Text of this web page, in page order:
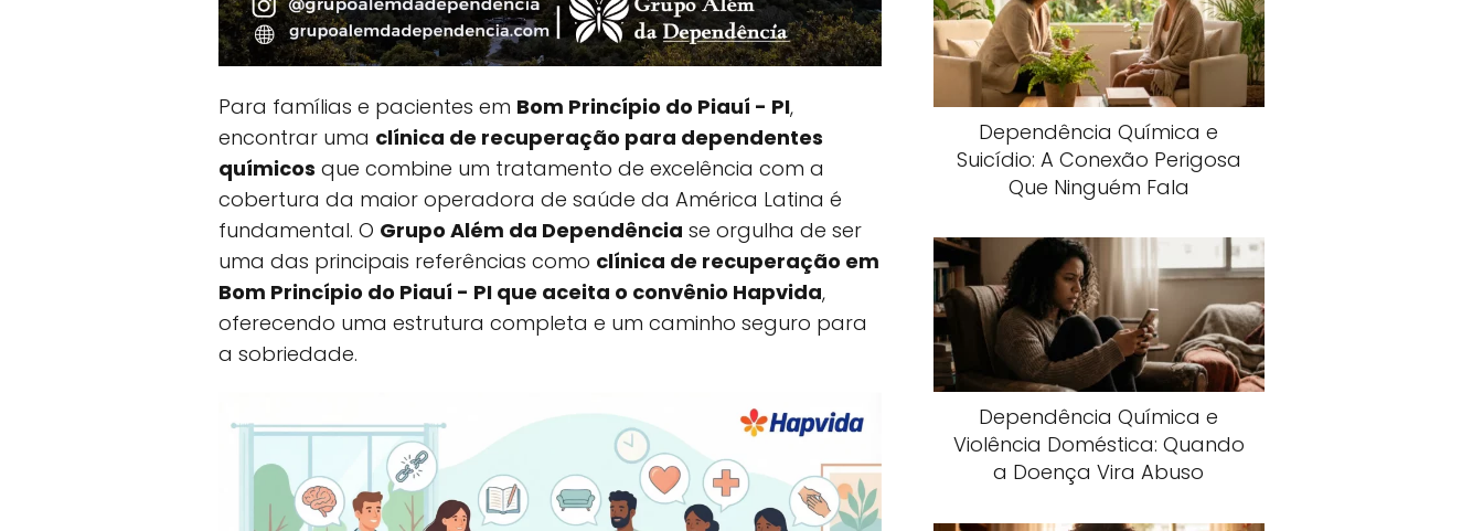
Para famílias e pacientes em Bom Princípio do Piauí - PI,
encontrar uma clínica de recuperação para dependentes
químicos que combine um tratamento de excelência com a
cobertura da maior operadora de saúde da América Latina é
fundamental. O Grupo Além da Dependência se orgulha de ser
uma das principais referências como clínica de recuperação em
Bom Princípio do Piauí - PI que aceita o convênio Hapvida,
oferecendo uma estrutura completa e um caminho seguro para
a sobriedade.
Dependência Química e
Suicídio: A Conexão Perigosa
Que Ninguém Fala
Dependência Química e
Violência Doméstica: Quando
a Doença Vira Abuso